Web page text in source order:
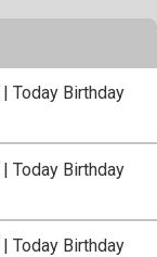
| Today Birthday
| Today Birthday
| Today Birthday